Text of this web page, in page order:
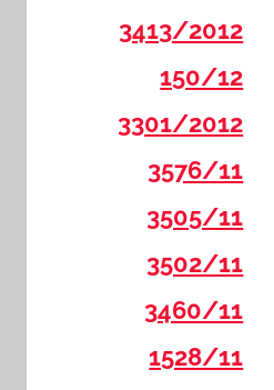
3413/2012
150/12
3301/2012
3576/11
3505/11
3502/11
3460/11
1528/11